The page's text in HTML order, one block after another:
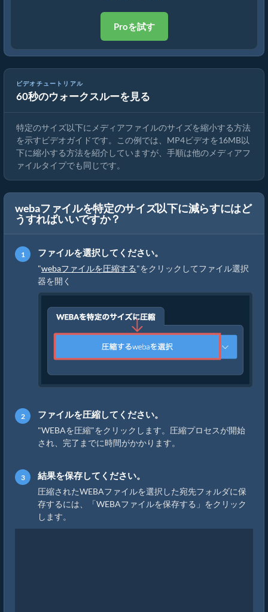
Proを試す
ビデオチュートリアル
60秒のウォークスルーを見る
MP4を16MBに縮小する方法（簡単ガイド）
特定のサイズ以下にメディアファイルのサイズを縮小する方法
を示すビデオガイドです。この例では、MP4ビデオを16MB以
下に縮小する方法を紹介していますが、手順は他のメディアフ
ァイルタイプでも同じです。
webaファイルを特定のサイズ以下に減らすにはど
うすればいいですか？
ファイルを選択してください。
"webaファイルを圧縮する"をクリックしてファイル選択
器を開く
ファイルを圧縮してください。
"WEBAを圧縮"をクリックします。圧縮プロセスが開始
され、完了までに時間がかかります。
結果を保存してください。
圧縮されたWEBAファイルを選択した宛先フォルダに保
存するには、「WEBAファイルを保存する」をクリック
します。